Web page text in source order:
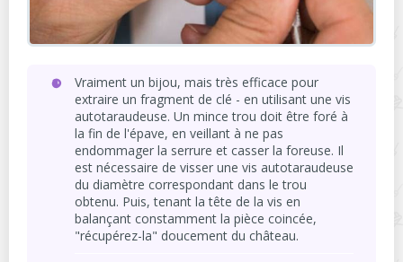
Vraiment un bijou, mais très efficace pour
extraire un fragment de clé - en utilisant une vis
autotaraudeuse. Un mince trou doit être foré à
la fin de l'épave, en veillant à ne pas
endommager la serrure et casser la foreuse. Il
est nécessaire de visser une vis autotaraudeuse
du diamètre correspondant dans le trou
obtenu. Puis, tenant la tête de la vis en
balançant constamment la pièce coincée,
"récupérez-la" doucement du château.